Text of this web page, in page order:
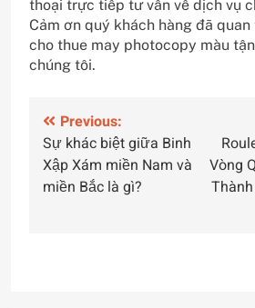
thoại trực tiếp tư vấn về dịch vụ
Cảm ơn quý khách hàng đã
cho thue may photocopy màu
chúng tôi.
Điều
hướng
bài
Previous:
Sự khác biệt giữa Binh
Xập Xám miền Nam và
miền Bắc là gì?
Vòng